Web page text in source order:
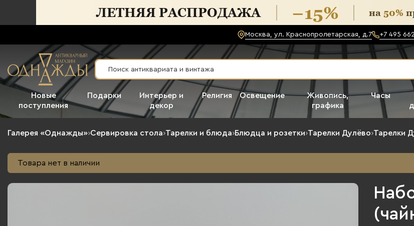
Москва, ул. Краснопролетарская, д.7 +7 495
Новые
поступления
Подарки
Интерьер и
декор
Религия Освещение
Живопись,
графика
Часы
Галерея «Однажды»›Сервировка стола›Тарелки и блюда›Блюдца и розетки›Тарелки Дулёво›Тарелки
Товара нет в наличии